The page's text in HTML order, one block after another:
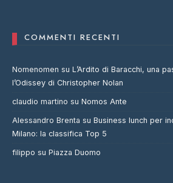
COMMENTI RECENTI
Nomenomen su L’Ardito di Baracchi, una
l’Odissey di Christopher Nolan
claudio martino su Nomos Ante
Alessandro Brenta su Business lunch per
Milano: la classifica Top 5
filippo su Piazza Duomo